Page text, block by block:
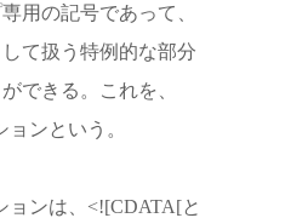
用の記号であって、
て扱う特例的な部分
できる。これを、
ンという。
ョンは、<![CDATA[と